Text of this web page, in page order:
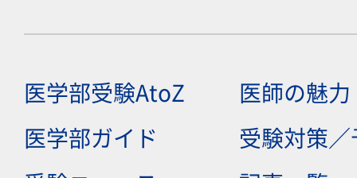
医学部受験AtoZ 医師の魅力
医学部ガイド 受験対策